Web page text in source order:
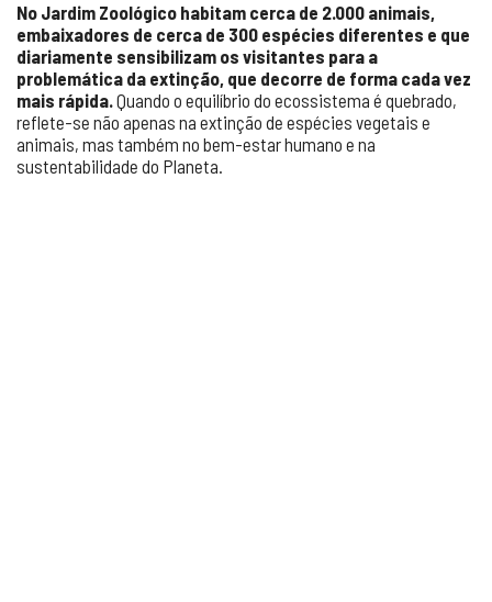
No Jardim Zoológico habitam cerca de 2.000 animais,
embaixadores de cerca de 300 espécies diferentes e que
diariamente sensibilizam os visitantes para a
problemática da extinção, que decorre de forma cada vez
mais rápida.Quando o equilíbrio do ecossistema é quebrado,
reflete-se não apenas na extinção de espécies vegetais e
animais, mas também no bem-estar humano e na
sustentabilidade do Planeta.